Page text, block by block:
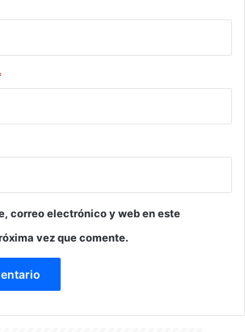
correo electrónico y web en este
vez que comente.